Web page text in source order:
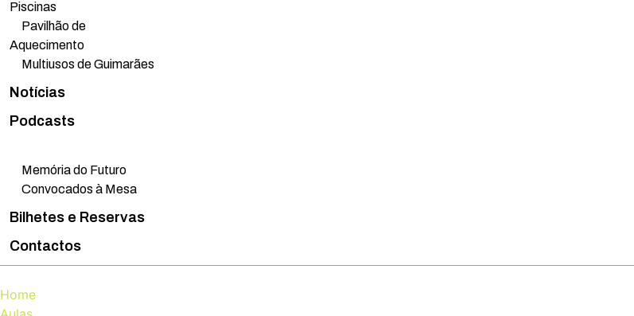
Piscinas
Pavilhão de
Aquecimento
Multiusos de Guimarães
Notícias
Podcasts
Memória do Futuro
Convocados à Mesa
Bilhetes e Reservas
Contactos
Home